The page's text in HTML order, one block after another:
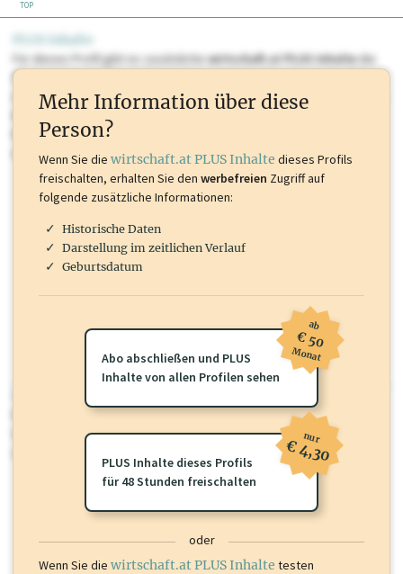
TOP
PLUS Inhalte
Für dieses Profil gibt es zusätzlichewirtschaft.at PLUS Inhaltedie
Sie momentan nicht einsehen können. Schalten Sie dieses Profil frei
oder loggen Sie sich ein um diese Inhalte zu sehen. wirtschaft.at PLUS
Marken, Patente, Rechtstatsachen, OTS-Aussendungen, und viele
mehr.
Für dieses Profil gibt es zusätzlichewirtschaft.at PLUS Inhalte
Sie momentan nicht einsehen können. Schalten Sie dieses Profil frei
oder loggen Sie sich ein um diese Inhalte zu sehen.
Mehr Information über diese
Person?
Wenn Sie die wirtschaft.at PLUS Inhalte dieses Profils
freischalten, erhalten Sie den werbefreien Zugriff auf
folgende zusätzliche Informationen:
Historische Daten
Darstellung im zeitlichen Verlauf
Geburtsdatum
Abo abschließen und PLUS
Inhalte von allen Profilen sehen
ab
€ 50
Monat
PLUS Inhalte dieses Profils
für 48 Stunden freischalten
nur
€ 4,30
oder
Wenn Sie die wirtschaft.at PLUS Inhalte testen